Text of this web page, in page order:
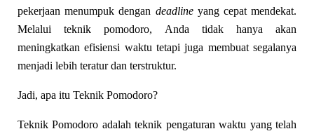
pekerjaan menumpuk dengan deadlineyang cepat mendekat.
Melalui teknik pomodoro, Anda tidak hanya akan
meningkatkan efisiensi waktu tetapi juga membuat segalanya
menjadi lebih teratur dan terstruktur.
Jadi, apa itu Teknik Pomodoro?
Teknik Pomodoro adalah teknik pengaturan waktu yang telah